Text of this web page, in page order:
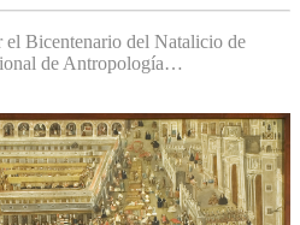
el Bicentenario del Natalicio de
de Antropología…